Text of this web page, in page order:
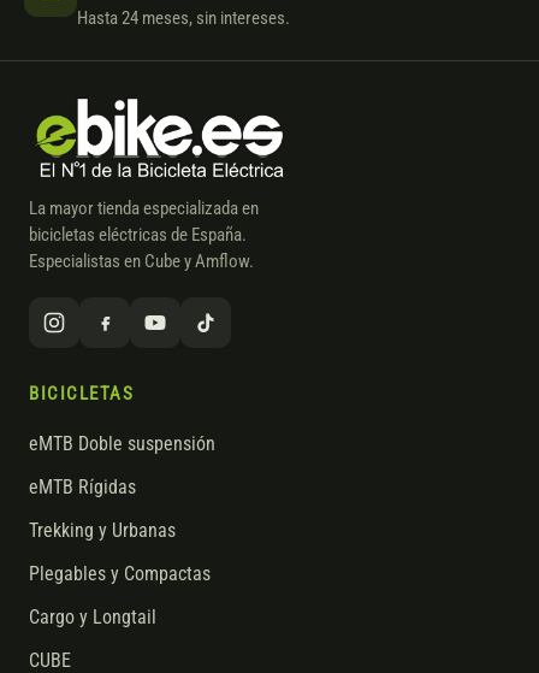
Hasta 24 meses, sin intereses.
La mayor tienda especializada en
bicicletas eléctricas de España.
Especialistas en Cube y Amflow.
BICICLETAS
eMTB Doble suspensión
eMTB Rígidas
Trekking y Urbanas
Plegables y Compactas
Cargo y Longtail
CUBE